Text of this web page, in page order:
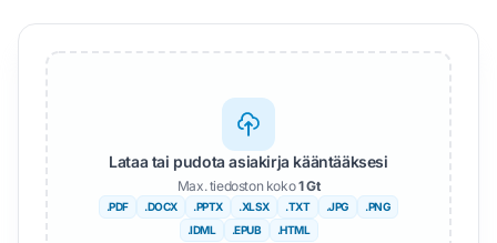
Lataa tai pudota asiakirja kääntääksesi
Max. tiedoston koko1 Gt
.PDF .DOCX .PPTX .XLSX .TXT .JPG
.PNG
.IDML
.EPUB .HTML